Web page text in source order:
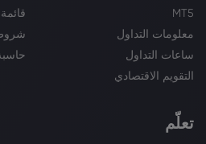
MT5
معلومات التداول
ساعات التداول
التقويم الاقتصادي
تعلّم